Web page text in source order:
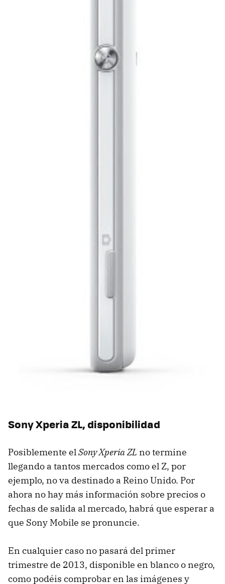
Sony Xperia ZL, disponibilidad
Posiblemente elSony Xperia ZL no termine
llegando a tantos mercados como el Z, por
ejemplo, no va destinado a Reino Unido. Por
ahora no hay más información sobre precios o
fechas de salida al mercado, habrá que esperar a
que Sony Mobile se pronuncie.
En cualquier caso no pasará del primer
trimestre de 2013, disponible en blanco o negro,
como podéis comprobar en las imágenes y